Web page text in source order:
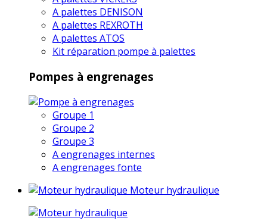
A palettes DENISON
A palettes REXROTH
A palettes ATOS
Kit réparation pompe à palettes
Pompes à engrenages
Groupe 1
Groupe 2
Groupe 3
A engrenages internes
A engrenages fonte
Moteur hydraulique